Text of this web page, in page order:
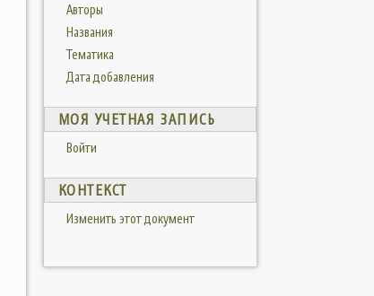
Авторы
Названия
Тематика
Дата добавления
МОЯ УЧЕТНАЯ ЗАПИСЬ
Войти
КОНТЕКСТ
Изменить этот документ